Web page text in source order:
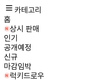
카테고리
홈
상시 판매
인기
공개예정
신규
마감임박
럭키드로우